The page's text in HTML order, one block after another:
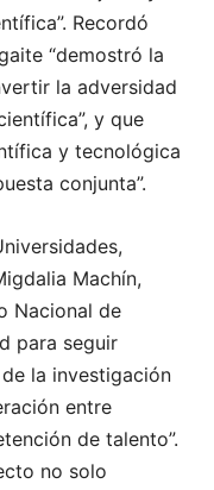
Recordó
“demostró la
la adversidad
y que
y tecnológica
conjunta”.
Machín,
Nacional de
para seguir
la investigación
entre
de talento”.
no solo